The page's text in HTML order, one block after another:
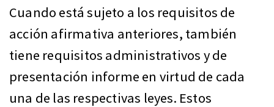
Cuando está sujeto a los requisitos de
acción afirmativa anteriores, también
tiene requisitos administrativos y de
presentación informe en virtud de cada
una de las respectivas leyes. Estos